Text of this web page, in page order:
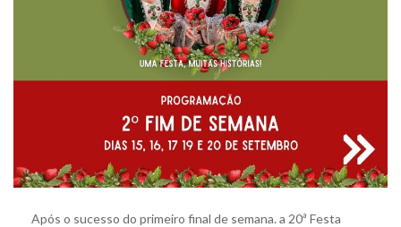
Após o sucesso do primeiro final de semana. a 20ª Festa